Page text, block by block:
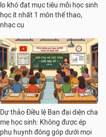
lo khó đạt mục tiêu mỗi học sinh
học ít nhất 1 môn thể thao,
nhạc cụ
Dự thảo Điều lệ Ban đại diện cha
mẹ học sinh: Không được ép
phụ huynh đóng góp dưới mọi